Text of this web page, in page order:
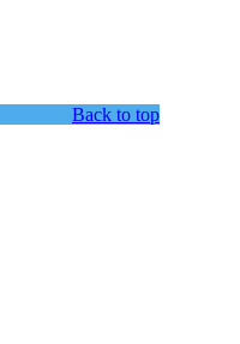
Back to top